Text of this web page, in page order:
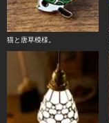
猫と唐草模様。